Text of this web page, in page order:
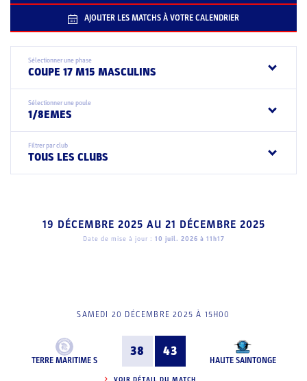
AJOUTER LES MATCHS À VOTRE CALENDRIER
Sélectionner une phase
COUPE 17 M15 MASCULINS
Sélectionner une poule
1/8EMES
Filtrer par club
TOUS LES CLUBS
19 DÉCEMBRE 2025 AU 21 DÉCEMBRE 2025
Date de mise à jour : 10 juil. 2026 à 11h17
SAMEDI 20 DÉCEMBRE 2025 À 15H00
TERRE MARITIME S
38 43
HAUTE SAINTONGE